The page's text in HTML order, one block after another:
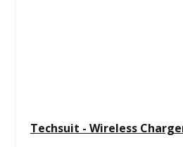
Techsuit - Wireless